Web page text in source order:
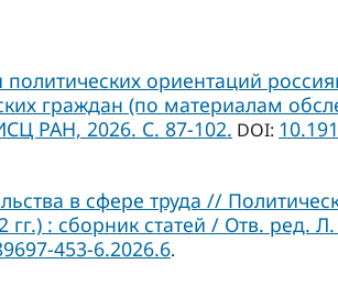
политических ориентаций
граждан (по материалам
РАН, 2026. C. 87-102. DOI:
в сфере труда //
гг.) : сборник статей / Отв.
453-6.2026.6.